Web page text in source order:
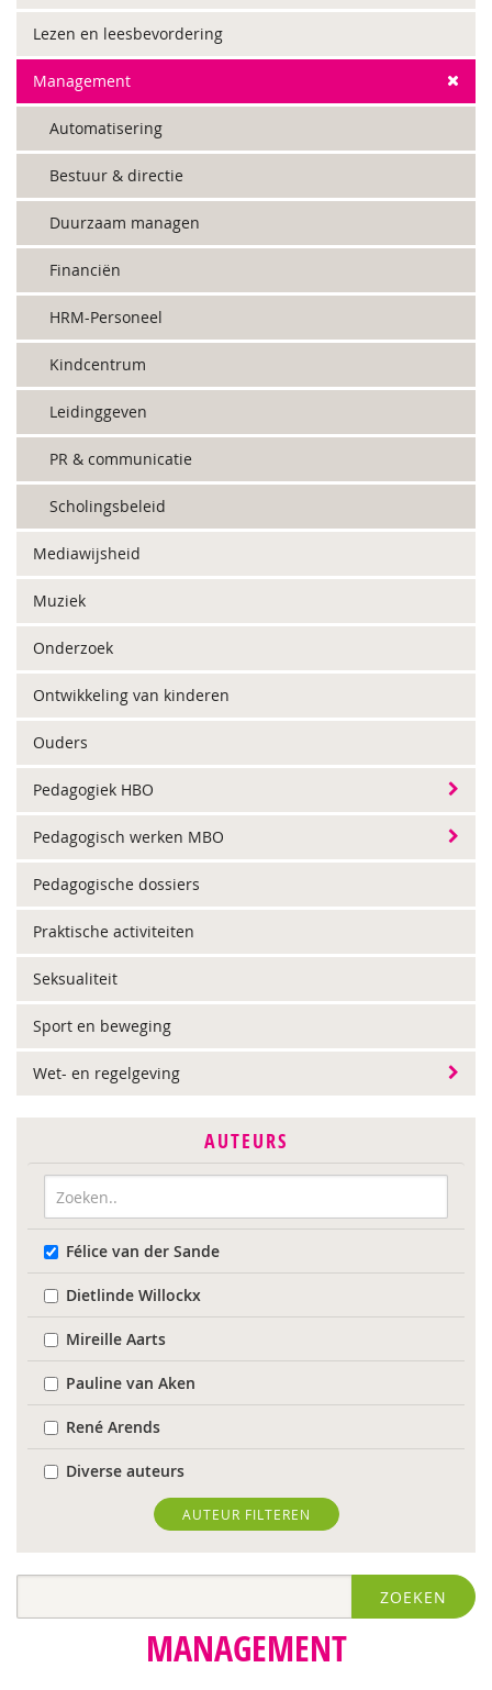
Lezen en leesbevordering
Management
Automatisering
Bestuur & directie
Duurzaam managen
Financiën
HRM-Personeel
Kindcentrum
Leidinggeven
PR & communicatie
Scholingsbeleid
Mediawijsheid
Muziek
Onderzoek
Ontwikkeling van kinderen
Ouders
Pedagogiek HBO
Pedagogisch werken MBO
Pedagogische dossiers
Praktische activiteiten
Seksualiteit
Sport en beweging
Wet- en regelgeving
AUTEURS
Félice van der Sande
Dietlinde Willockx
Mireille Aarts
Pauline van Aken
René Arends
Diverse auteurs
Roli Ayutsede
Rosalie Baan
Pieter Paul Bakker
AUTEUR FILTEREN
ZOEKEN
MANAGEMENT